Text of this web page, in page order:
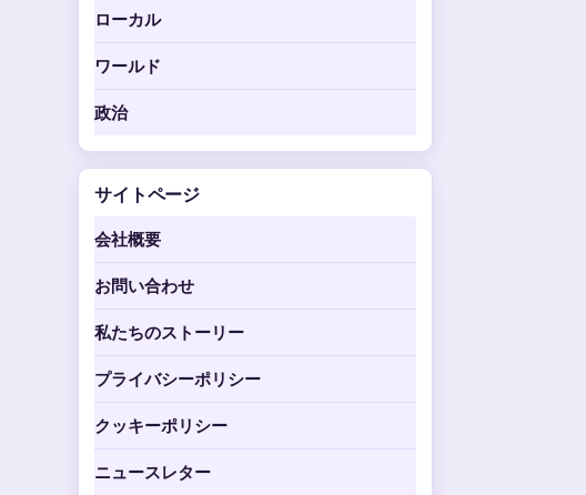
ローカル
ワールド
政治
サイトページ
会社概要
お問い合わせ
私たちのストーリー
プライバシーポリシー
クッキーポリシー
ニュースレター